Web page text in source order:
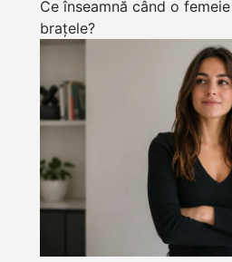
Ce înseamnă când o
brațele?